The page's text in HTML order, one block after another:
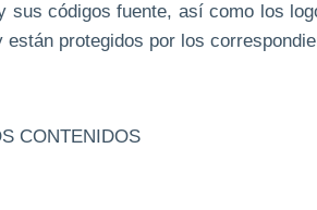
sus códigos fuente, así como los
protegidos por los
CONTENIDOS